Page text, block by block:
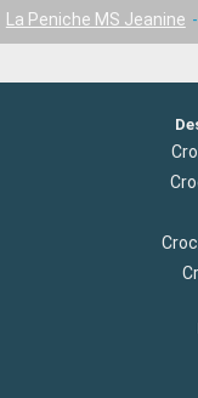
La Peniche MS Jeanine